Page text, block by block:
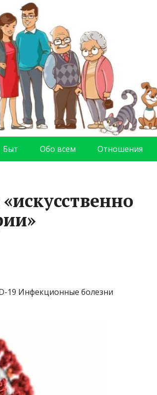
Быт Обо всем Отношения
19 Инфекционные болезни